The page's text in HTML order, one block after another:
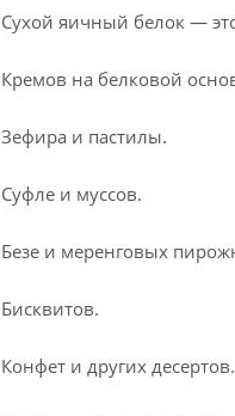
Сухой яичный белок —
Кремов на белковой
Зефира и пастилы.
Суфле и муссов.
Безе и меренговых
Бисквитов.
Конфет и других десертов.